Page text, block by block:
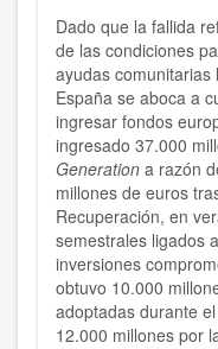
Dado que la fallida
de las condiciones
ayudas comunitarias
España se aboca a
ingresar fondos
ingresado 37.000
Generation a razón
millones de euros
Recuperación, en
semestrales ligados
inversiones
obtuvo 10.000
adoptadas durante
12.000 millones por